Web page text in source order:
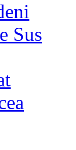
Sus